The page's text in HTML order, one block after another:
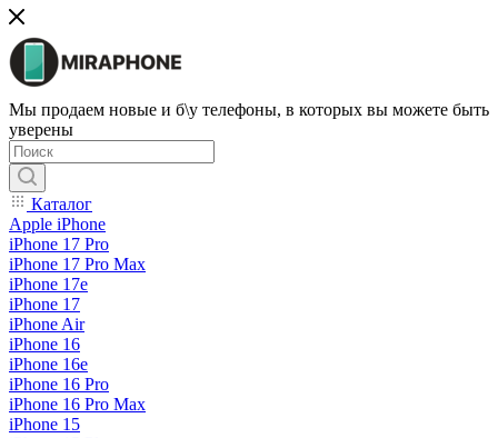
Мы продаем новые и б\у телефоны, в которых вы можете быть
уверены
Каталог
Apple iPhone
iPhone 17 Pro
iPhone 17 Pro Max
iPhone 17e
iPhone 17
iPhone Air
iPhone 16
iPhone 16e
iPhone 16 Pro
iPhone 16 Pro Max
iPhone 15